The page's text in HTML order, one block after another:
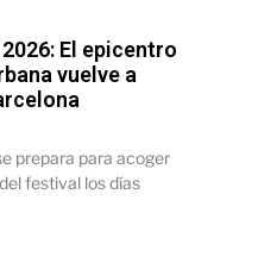
El epicentro
vuelve a
prepara para acoger
festival los días